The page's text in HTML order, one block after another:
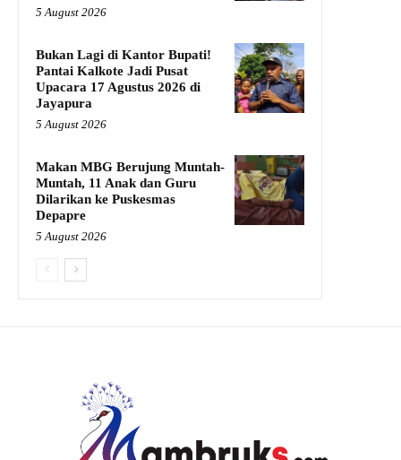
5 August 2026
Bukan Lagi di Kantor Bupati!
Pantai Kalkote Jadi Pusat
Upacara 17 Agustus 2026 di
Jayapura
5 August 2026
Makan MBG Berujung Muntah-
Muntah, 11 Anak dan Guru
Dilarikan ke Puskesmas
Depapre
5 August 2026